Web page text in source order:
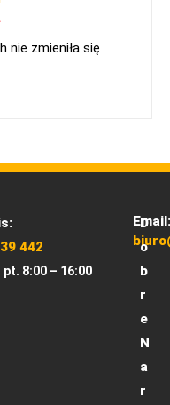
nie zmieniła się
442
pt. 8:00 – 16:00
Email:
D
o
b
r
e
N
a
r